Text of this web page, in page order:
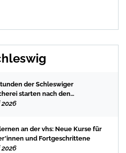
der Schleswiger
starten nach den
mit spannenden
2026
an der vhs: Neue Kurse für
und Fortgeschrittene
2026